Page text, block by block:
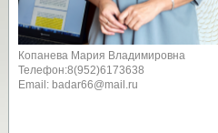
Копанева Мария Владимировна
Телефон:8(952)6173638
Email: badar66@mail.ru